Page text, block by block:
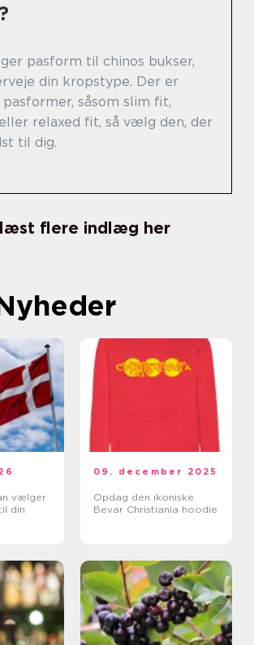
pasform til chinos bukser,
din kropstype. Der er
såsom slim fit,
relaxed fit, så vælg den, der
til dig.
læst flere indlæg her
din
09. december 2025
Opdag den ikoniske
Bevar Christiania hoodie